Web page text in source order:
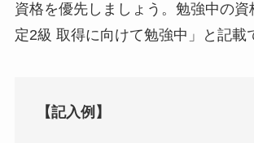
資格を優先しましょう。勉強中の資
定2級 取得に向けて勉強中」と記載
【記入例】